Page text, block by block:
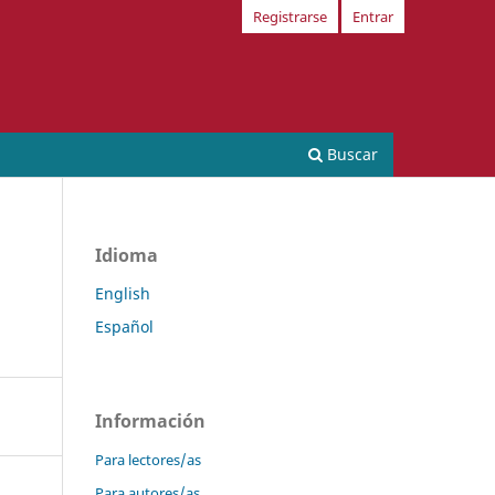
Buscar
Registrarse Entrar
Idioma
English
Español
Información
Para lectores/as